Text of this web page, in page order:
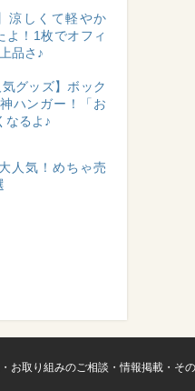
涼しくて軽やか
よ！1枚でオフィ
品さ♪
気グッズ】ボック
ハンガー！「お
なるよ♪
人気！めちゃ売
お取り組みのご相談・情報掲載・そ